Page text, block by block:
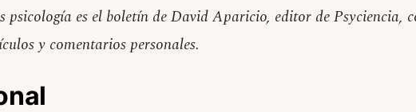
psicología es el boletín de David Aparicio, editor de Psyciencia,
y comentarios personales.